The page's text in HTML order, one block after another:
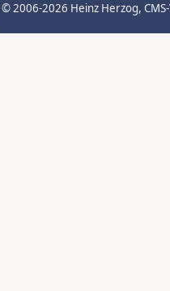
© 2006-2026 Heinz Herzog,